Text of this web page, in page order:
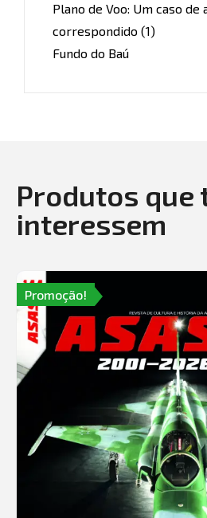
Plano de Voo: Um caso de
correspondido (1)
Fundo do Baú
Produtos que
interessem
Promoção!